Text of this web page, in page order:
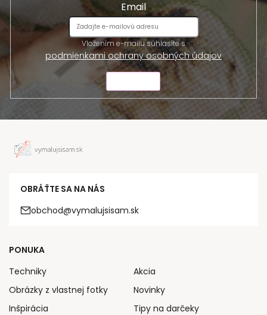
Email
Vložením e-mailu súhlasíte s
podmienkami ochrany osobných údajov
OBRÁŤTE SA NA NÁS
obchod@vymalujsisam.sk
PONUKA
Techniky
Obrázky z vlastnej fotky
Inšpirácia
Akcia
Novinky
Tipy na darčeky